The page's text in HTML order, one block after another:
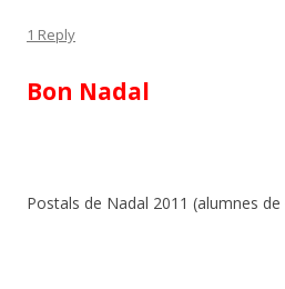
1 Reply
Bon Nadal
Postals de Nadal 2011 (alumnes de